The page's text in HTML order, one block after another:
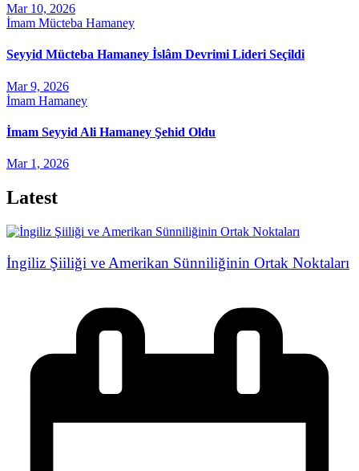
Mar 10, 2026
İmam Mücteba Hamaney
Seyyid Mücteba Hamaney İslâm Devrimi Lideri Seçildi
Mar 9, 2026
İmam Hamaney
İmam Seyyid Ali Hamaney Şehid Oldu
Mar 1, 2026
Latest
İngiliz Şiiliği ve Amerikan Sünniliğinin Ortak Noktaları